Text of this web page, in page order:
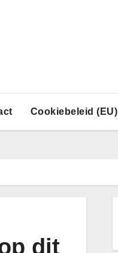
Cookiebeleid (EU)
dit